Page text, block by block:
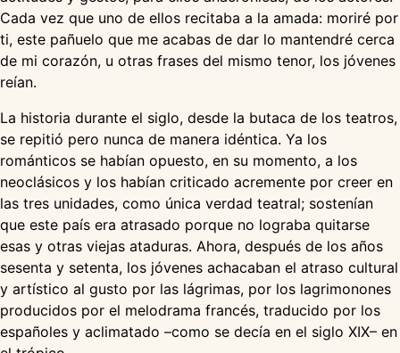
Cada vez que uno de ellos recitaba a la amada: moriré por
ti, este pañuelo que me acabas de dar lo mantendré cerca
de mi corazón, u otras frases del mismo tenor, los jóvenes
reían.
La historia durante el siglo, desde la butaca de los teatros,
se repitió pero nunca de manera idéntica. Ya los
románticos se habían opuesto, en su momento, a los
neoclásicos y los habían criticado acremente por creer en
las tres unidades, como única verdad teatral; sostenían
que este país era atrasado porque no lograba quitarse
esas y otras viejas ataduras. Ahora, después de los años
sesenta y setenta, los jóvenes achacaban el atraso cultural
y artístico al gusto por las lágrimas, por los lagrimonones
producidos por el melodrama francés, traducido por los
españoles y aclimatado –como se decía en el siglo XIX– en